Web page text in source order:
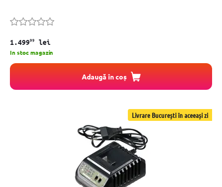
1.49999 lei
In stoc magazin
Adaugă în coș
Livrare București în aceeași zi